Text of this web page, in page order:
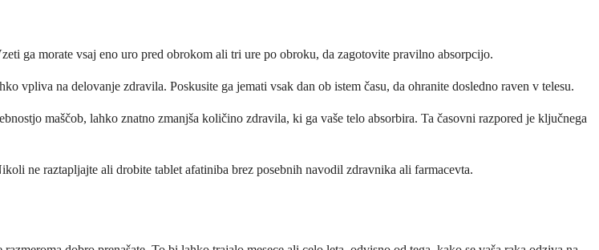
ga morate vsaj eno uro pred obrokom ali tri ure po obroku, da zagotovite pravilno absorpcijo.
vpliva na delovanje zdravila. Poskusite ga jemati vsak dan ob istem času, da ohranite dosledno raven v telesu.
maščob, lahko znatno zmanjša količino zdravila, ki ga vaše telo absorbira. Ta časovni razpored je ključnega
ne raztapljajte ali drobite tablet afatiniba brez posebnih navodil zdravnika ali farmacevta.